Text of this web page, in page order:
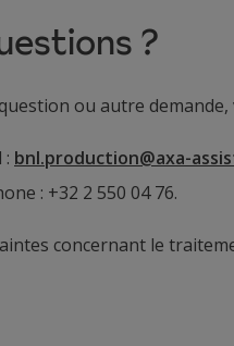
?
ou autre
: bnl.production@axa-
: +32 2 550 04 76.
concernant le